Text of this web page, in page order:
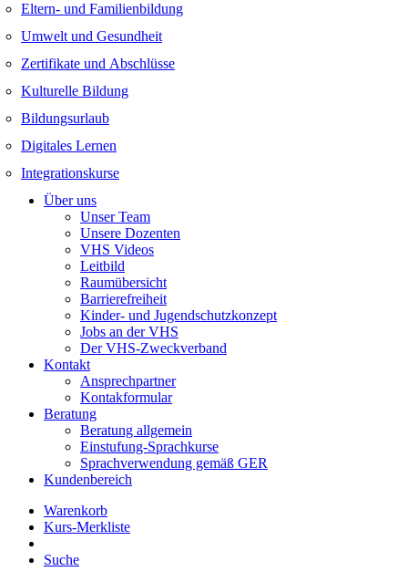
Eltern- und Familienbildung
Umwelt und Gesundheit
Zertifikate und Abschlüsse
Kulturelle Bildung
Bildungsurlaub
Digitales Lernen
Integrationskurse
Über uns
Unser Team
Unsere Dozenten
VHS Videos
Leitbild
Raumübersicht
Barrierefreiheit
Kinder- und Jugendschutzkonzept
Jobs an der VHS
Der VHS-Zweckverband
Kontakt
Ansprechpartner
Kontakformular
Beratung
Beratung allgemein
Einstufung-Sprachkurse
Sprachverwendung gemäß GER
Kundenbereich
Warenkorb
Kurs-Merkliste
Suche